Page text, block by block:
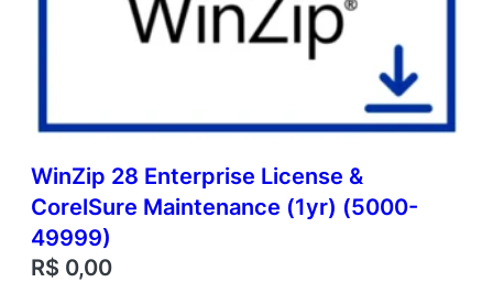
WinZip 28 Enterprise License &
CorelSure Maintenance (1yr) (5000-
49999)
R$ 0,00